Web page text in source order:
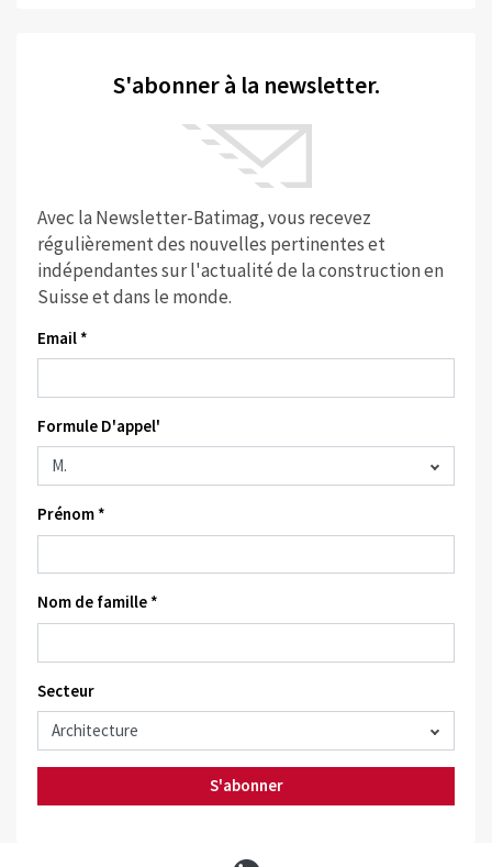
S'abonner à la newsletter.
Avec la Newsletter-Batimag, vous recevez
régulièrement des nouvelles pertinentes et
indépendantes sur l'actualité de la construction en
Suisse et dans le monde.
Email *
Formule D'appel'
Prénom *
Nom de famille *
Secteur
S'abonner